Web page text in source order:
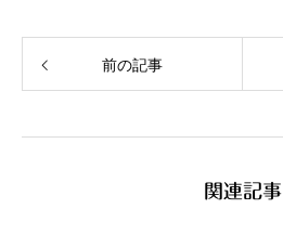
前の記事
関連記事